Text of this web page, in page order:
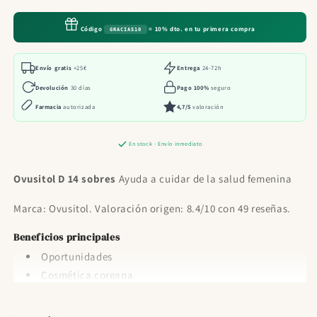
sobres
sobres
Código GRACIAS10 = 10% dto. en tu primera compra
Envío gratis +25€ Entrega 24-72h
Devolución 30 días Pago 100% seguro
Farmacia autorizada 4,7/5 valoración
En stock · Envío inmediato
Ovusitol D 14 sobres Ayuda a cuidar de la salud femenina
Marca: Ovusitol. Valoración origen: 8.4/10 con 49 reseñas.
Beneficios principales
Oportunidades
Cosmética coreana